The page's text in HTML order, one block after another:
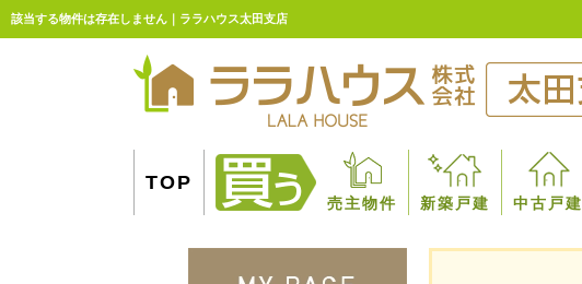
該当する物件は存在しません｜ララハウス太田支店
TOP
売主物件 新築戸建 中古戸建